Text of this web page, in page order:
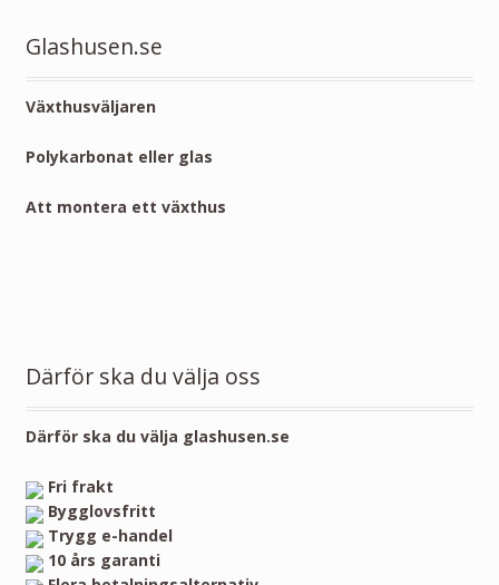
Glashusen.se
Växthusväljaren
Polykarbonat eller glas
Att montera ett växthus
Därför ska du välja oss
Därför ska du välja glashusen.se
Fri frakt
Bygglovsfritt
Trygg e-handel
10 års garanti